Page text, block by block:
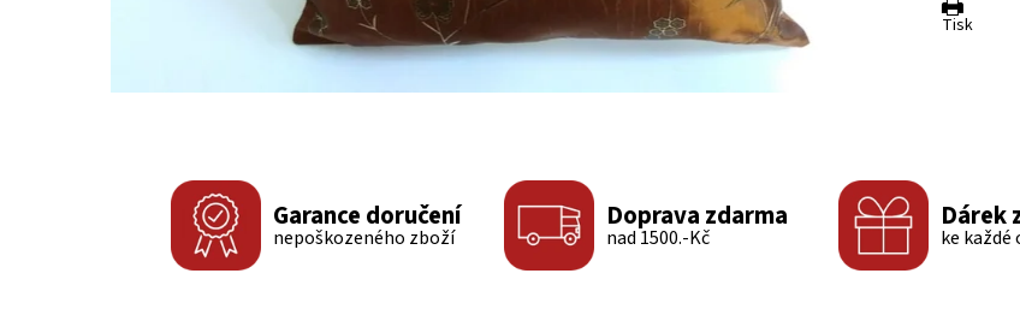
Tisk
Garance doručení
nepoškozeného zboží
Doprava zdarma
nad 1500.-Kč
Dárek
ke každé